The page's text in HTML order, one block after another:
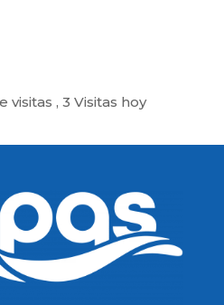
interno
EMPAS S.A.
visitas , 3 Visitas hoy